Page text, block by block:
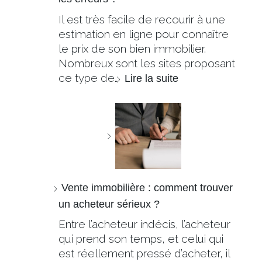
Il est très facile de recourir à une
estimation en ligne pour connaître
le prix de son bien immobilier.
Nombreux sont les sites proposant
ce type de… Lire la suite
Vente immobilière : comment trouver
un acheteur sérieux ?
Entre l’acheteur indécis, l’acheteur
qui prend son temps, et celui qui
est réellement pressé d’acheter, il